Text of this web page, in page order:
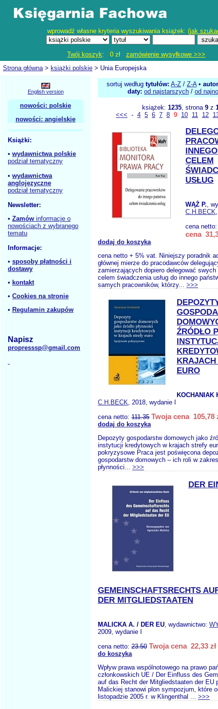
wprowadź własne kryteria wyszukiwania książek: (jak
Twój koszyk: 0 zł zamówienie wysyłkowe >>>
Strona główna> książki polskie > Unia Europejska
English version
nowości: polskie
nowości: angielskie
Książki:
• wydawnictwa polskie
podział tematyczny
• wydawnictwa
anglojęzyczne
podział tematyczny
Newsletter:
• Zamów informacje o
nowościach z wybranego
tematu
Informacje:
• sposoby płatności i
dostawy
• kontakt
• Cookies na stronie
• Regulamin zakupów
Napisz
propresssp@gmail.com
sortuj według tytułów: A-Z / Z-A•
daty: od najstarszych / od
książek: 1235, strona 9z
<<< - 4 5 6 7 8 9 10 11 12
CELEM
USŁUG
WĄŻ P.,
C.H.BECK
cena
cena
dodaj do koszyka
cena netto + 5% vat. Niniejszy poradnik
głównej mierze do pracodawców
zamierzających dopiero delegować swych
celem świadczenia usług do innego
samych pracowników, którzy... >>>
ŹRÓDŁO
KRAJACH
EURO
KOCHANIAK
C.H.BECK, 2018, wydanie I
cena netto: 111.35 Twoja cena 105,78
dodaj do koszyka
Depozyty gospodarstw domowych jako
instytucji kredytowych w krajach strefy
pokryzysowe Praca jest poświęcona
gospodarstw domowych – ich roli w
płynności... >>>
DER
GEMEINSCHAFTSRECHTS
DER MITGLIEDSTAATEN
MALICKA A. / DER EU, wydawnictwo:
2009, wydanie I
cena netto: 23.50 Twoja cena 22,33 zł
do koszyka
Wpływ prawa wspólnotowego na prawo
członkowskich UE / Der Einfluss des
auf das Recht der Mitgliedstaaten der EU
Malickiej stanowi plon sympozjum, które
listopadzie 2005 r. w Klingenthal ... >>>